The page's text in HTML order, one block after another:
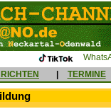
TERMINE